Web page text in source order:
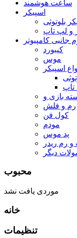
ساعت هوشمند
اسپیکر
بلوتوثی
و لپ تاپ
جانبی کامپیوتر
کیبورد
موس
اسپیکر
تاپ
رم و فلش
کول فن
مودم
پد موس
رم ریدر
دیگر
محبوب
موردی یافت نشد
خانه
تنظیمات